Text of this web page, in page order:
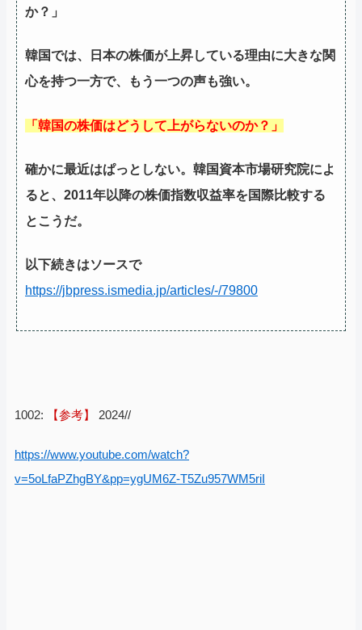
か？」
韓国では、日本の株価が上昇している理由に大きな関
心を持つ一方で、もう一つの声も強い。
「韓国の株価はどうして上がらないのか？」
確かに最近はぱっとしない。韓国資本市場研究院によ
ると、2011年以降の株価指数収益率を国際比較する
とこうだ。
以下続きはソースで
https://jbpress.ismedia.jp/articles/-/79800
1002: 【参考】 2024//
https://www.youtube.com/watch?
v=5oLfaPZhgBY&pp=ygUM6Z-T5Zu957WM5riI